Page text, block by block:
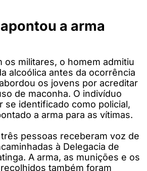
a arma
os militares, o homem admitiu
alcoólica antes da ocorrência
os jovens por acreditar
de maconha. O indivíduo
se identificado como policial,
a arma para as vítimas.
pessoas receberam voz de
à Delegacia de
A arma, as munições e os
também foram